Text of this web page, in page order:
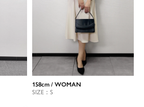
158cm / WOMAN
SIZE：S